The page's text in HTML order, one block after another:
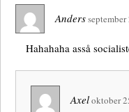
Anders
Hahahaha asså
Axeloktober